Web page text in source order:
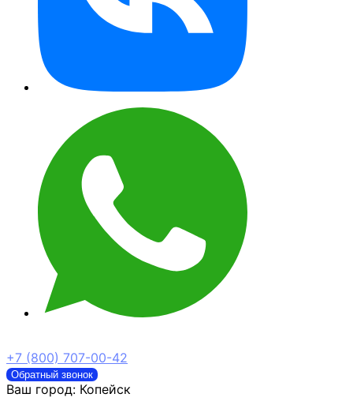
+7 (800) 707-00-42
Обратный звонок
Ваш город: Копейск